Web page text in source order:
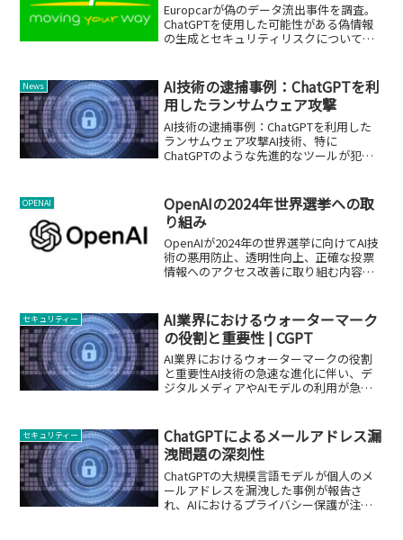
Europcarが偽のデータ流出事件を調査。
ChatGPTを使用した可能性がある偽情報
の生成とセキュリティリスクについて解
News
AI技術の逮捕事例：ChatGPTを利
用したランサムウェア攻撃
AI技術の逮捕事例：ChatGPTを利用した
ランサムウェア攻撃AI技術、特に
ChatGPTのような先進的なツールが犯罪
ア攻撃による逮捕事例は、この問題の深
刻さを示...
OPENAI
OpenAIの2024年世界選挙への取
り組み
OpenAIが2024年の世界選挙に向けてAI技
術の悪用防止、透明性向上、正確な投票
情報へのアクセス改善に取り組む内容を
セキュリティー
AI業界におけるウォーターマーク
の役割と重要性 | CGPT
AI業界におけるウォーターマークの役割
と重要性AI技術の急速な進化に伴い、デ
ジタルメディアやAIモデルの利用が急増
や信頼性、プライバシー保護はますます
重要となっています...
セキュリティー
ChatGPTによるメールアドレス漏
洩問題の深刻性
ChatGPTの大規模言語モデルが個人のメ
ールアドレスを漏洩した事例が報告さ
れ、AIにおけるプライバシー保護が注目